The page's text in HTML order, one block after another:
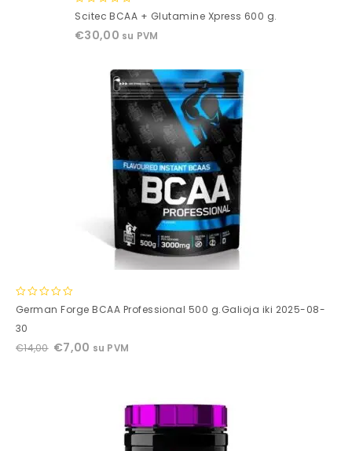
0
of
Scitec BCAA + Glutamine Xpress 600 g.
€30,00 su PVM
0
of
5
German Forge BCAA Professional 500 g.Galioja iki 2025-08-
30
€14,00 €7,00 su PVM